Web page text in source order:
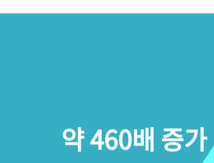
약 460배 증가